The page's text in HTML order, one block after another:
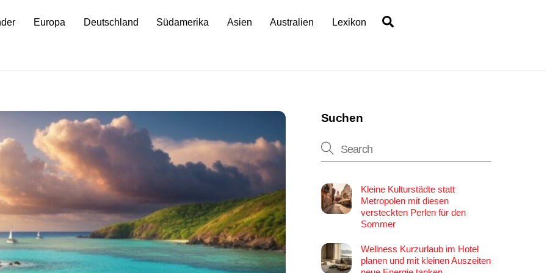
Europa Deutschland Südamerika Asien Australien Lexikon
Suchen
Kleine Kulturstädte statt
Metropolen mit diesen
versteckten Perlen für den
Sommer
Wellness Kurzurlaub im Hotel
planen und mit kleinen Auszeiten